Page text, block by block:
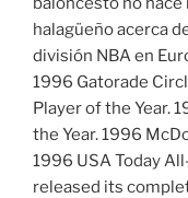
halagüeño acerca
división NBA en
1996 Gatorade
Player of the Year.
the Year. 1996
1996 USA Today
released its